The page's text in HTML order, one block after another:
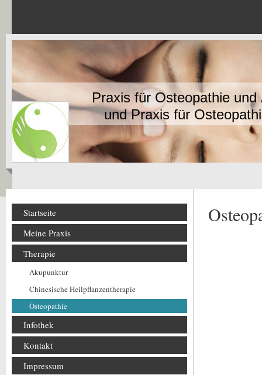
Praxis für Osteopathie
und Praxis für
Startseite
Meine Praxis
Therapie
Akupunktur
Chinesische Heilpflanzentherapie
Osteopathie
Infothek
Kontakt
Impressum